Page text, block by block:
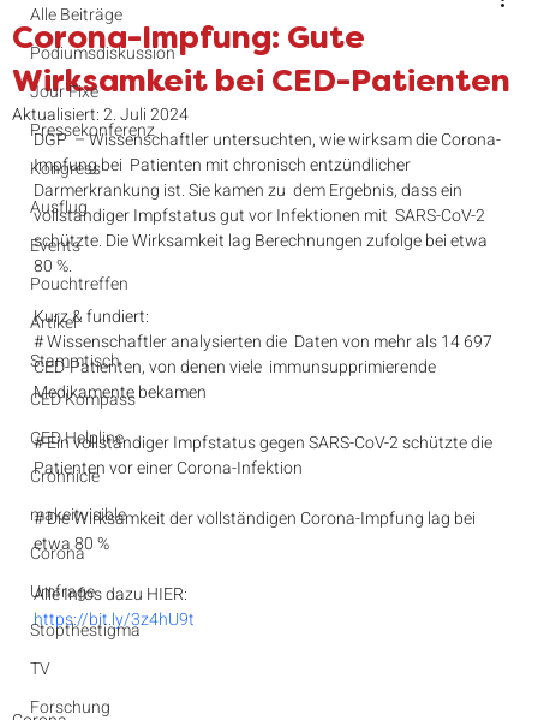
Alle Beiträge
Podiumsdiskussion
Jour Fixe
Pressekonferenz
Kongress
Ausflug
Events
Pouchtreffen
Artikel
Stammtisch
CED Kompass
CED Helpline
Crohnicle
makeitvisible
Corona
Umfrage
Stopthestigma
TV
Forschung
Corona-Impfung: Gute
Wirksamkeit bei CED-Patienten
Aktualisiert:2. Juli 2024
DGP  – Wissenschaftler untersuchten, wie wirksam die Corona-
Impfung bei  Patienten mit chronisch entzündlicher
Darmerkrankung ist. Sie kamen zu  dem Ergebnis, dass ein
vollständiger Impfstatus gut vor Infektionen mit  SARS-CoV-2
schützte. Die Wirksamkeit lag Berechnungen zufolge bei etwa
80 %.
Kurz & fundiert:
# Wissenschaftler analysierten die  Daten von mehr als 14 697
CED-Patienten, von denen viele  immunsupprimierende
Medikamente bekamen
# Ein vollständiger Impfstatus gegen SARS-CoV-2 schützte die
Patienten vor einer Corona-Infektion
# Die Wirksamkeit der vollständigen Corona-Impfung lag bei
etwa 80 %
Alle Infos dazu HIER:
https://bit.ly/3z4hU9t